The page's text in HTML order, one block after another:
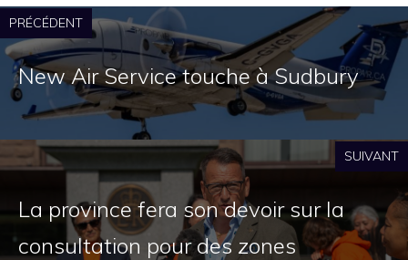
PRÉCÉDENT
New Air Service touche à Sudbury
SUIVANT
La province fera son devoir sur la
consultation pour des zones